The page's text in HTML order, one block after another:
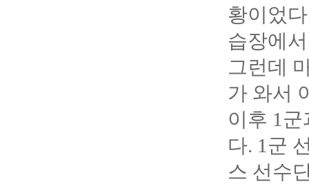
황이었
습장에
그런데
가 와서
이후 1
다. 1군
스 선수